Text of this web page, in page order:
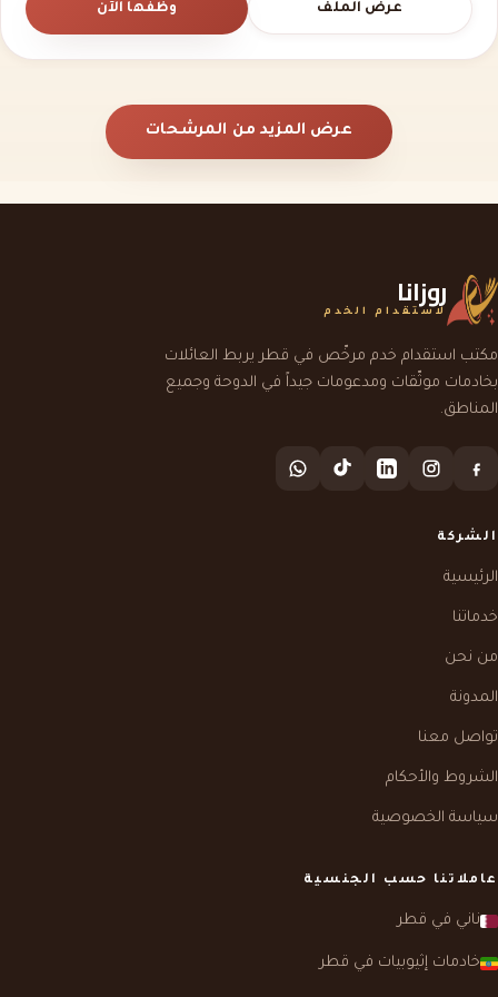
عرض الملف وظّفها الآن
عرض المزيد من المرشحات
روزانا
لاستقدام الخدم
مكتب استقدام خدم مرخّص في قطر يربط العائلات
بخادمات موثّقات ومدعومات جيداً في الدوحة وجميع
المناطق.
الشركة
الرئيسية
خدماتنا
من نحن
المدونة
تواصل معنا
الشروط والأحكام
سياسة الخصوصية
عاملاتنا حسب الجنسية
ناني في قطر
خادمات إثيوبيات في قطر